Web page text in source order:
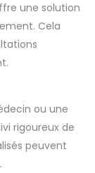
une solution
Cela
ou une
rigoureux de
peuvent